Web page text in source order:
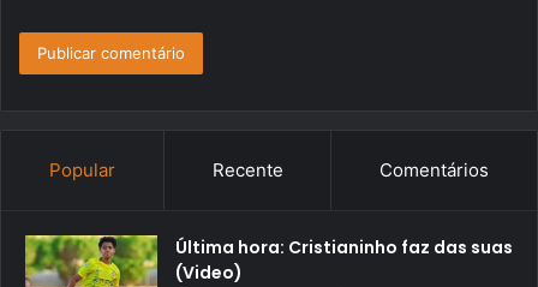
Popular Recente Comentários
Última hora: Cristianinho faz das suas
(Video)